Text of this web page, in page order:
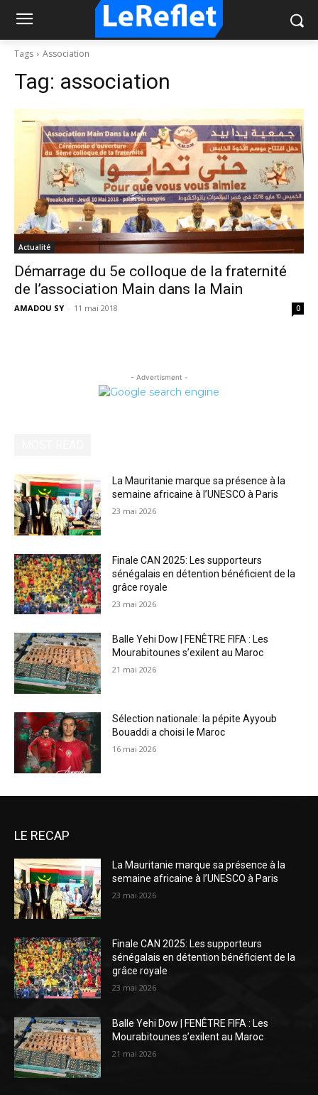
Tags Association
Tag: association
Actualité
Démarrage du 5e colloque de la fraternité
de l’association Main dans la Main
AMADOU SY - 11 mai 2018 0
- Advertisment -
La Mauritanie marque sa présence à la
semaine africaine à l’UNESCO à Paris
23 mai 2026
Finale CAN 2025: Les supporteurs
sénégalais en détention bénéficient de la
grâce royale
23 mai 2026
Balle Yehi Dow | FENÊTRE FIFA : Les
Mourabitounes s’exilent au Maroc
21 mai 2026
Sélection nationale: la pépite Ayyoub
Bouaddi a choisi le Maroc
16 mai 2026
LE RECAP
La Mauritanie marque sa présence à la
semaine africaine à l’UNESCO à Paris
23 mai 2026
Finale CAN 2025: Les supporteurs
sénégalais en détention bénéficient de la
grâce royale
23 mai 2026
Balle Yehi Dow | FENÊTRE FIFA : Les
Mourabitounes s’exilent au Maroc
21 mai 2026